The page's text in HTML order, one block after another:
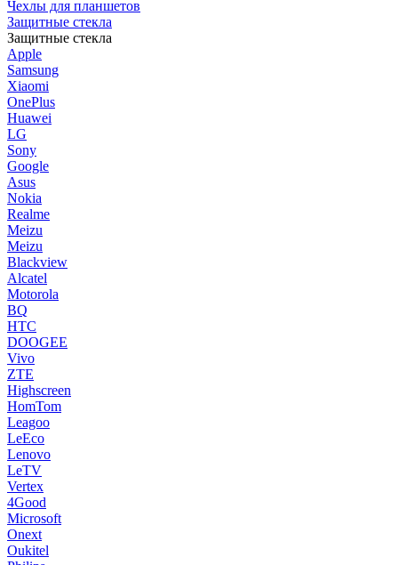
Чехлы для планшетов
Защитные стекла
Защитные стекла
Apple
Samsung
Xiaomi
OnePlus
Huawei
LG
Sony
Google
Asus
Nokia
Realme
Meizu
Meizu
Blackview
Alcatel
Motorola
BQ
HTC
DOOGEE
Vivo
ZTE
Highscreen
HomTom
Leagoo
LeEco
Lenovo
LeTV
Vertex
4Good
Microsoft
Onext
Oukitel